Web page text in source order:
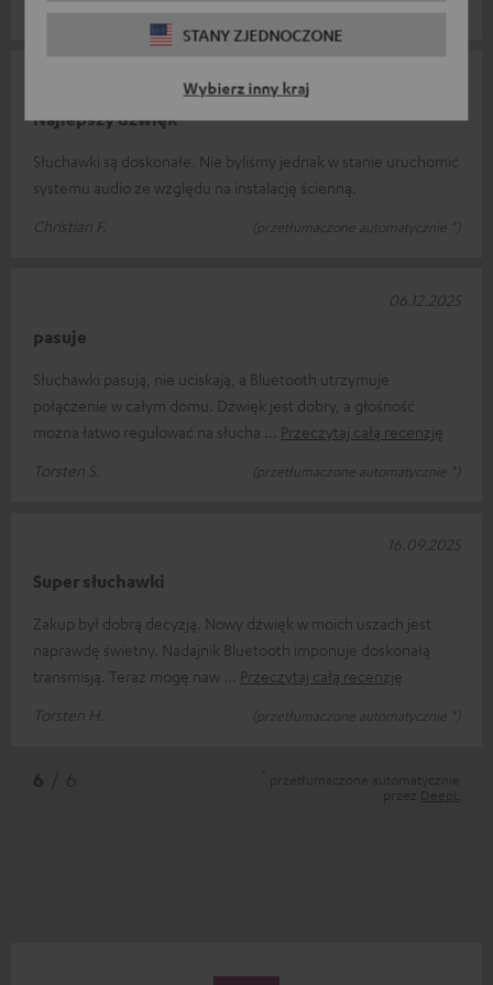
STANY ZJEDNOCZONE
Wybierz inny kraj
Najlepszy dźwięk
Słuchawki są doskonałe. Nie byliśmy jednak w stanie uruchomić
systemu audio ze względu na instalację ścienną.
Christian F.
(przetłumaczone automatycznie *)
pasuje
Słuchawki pasują, nie uciskają, a Bluetooth utrzymuje
połączenie w całym domu. Dźwięk jest dobry, a głośność
można łatwo regulować na słucha
Przeczytaj całą recenzję
Torsten S.
(przetłumaczone automatycznie *)
06.12.2025
Super słuchawki
Zakup był dobrą decyzją. Nowy dźwięk w moich uszach jest
naprawdę świetny. Nadajnik Bluetooth imponuje doskonałą
transmisją. Teraz mogę naw
Przeczytaj całą recenzję
Torsten H.
(przetłumaczone automatycznie *)
16.09.2025